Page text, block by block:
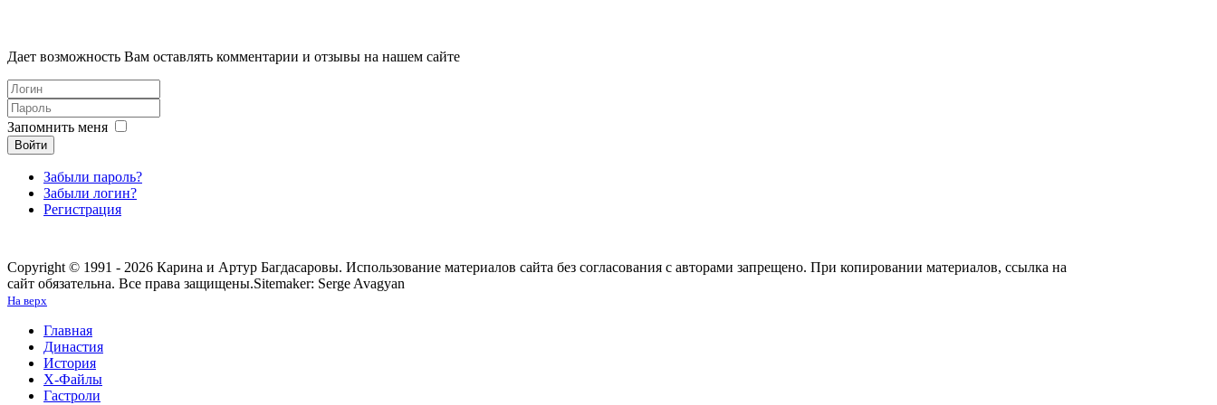
Дает возможность Вам оставлять комментарии и отзывы на нашем сайте
Запомнить меня
Войти
Забыли пароль?
Забыли логин?
Регистрация
Copyright © 1991 - 2026 Карина и Артур Багдасаровы. Использование материалов сайта без согласования с авторами запрещено. При копировании материалов, ссылка на
сайт обязательна. Все права защищены.Sitemaker: Serge Avagyan
На верх
Главная
Династия
История
Х-Файлы
Гастроли